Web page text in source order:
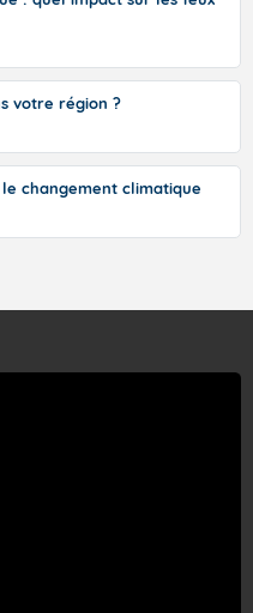
votre région ?
changement climatique